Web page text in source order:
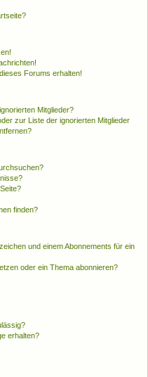
Forums erhalten!
Mitglieder?
zur Liste der ignorierten Mitglieder
finden?
und einem Abonnements für ein
oder ein Thema abonnieren?
erhalten?